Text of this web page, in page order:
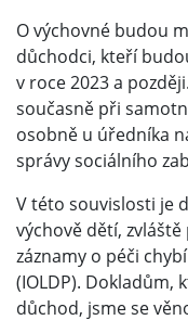
O výchovné budou
důchodci, kteří
v roce 2023 a
současně při
osobně u úředníka
správy sociálního
V této souvislosti je
výchově dětí,
záznamy o péči
(IOLDP). Dokladům,
důchod, jsme se